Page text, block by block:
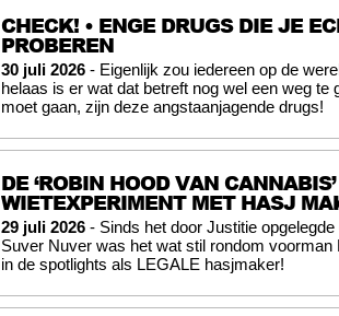
CHECK! • ENGE DRUGS DIE JE
PROBEREN
30 juli 2026 - Eigenlijk zou iedereen op de
helaas is er wat dat betreft nog wel een weg te
moet gaan, zijn deze angstaanjagende drugs!
DE ‘ROBIN HOOD VAN
WIETEXPERIMENT MET HASJ
29 juli 2026 - Sinds het door Justitie
Suver Nuver was het wat stil rondom
in de spotlights als LEGALE hasjmaker!